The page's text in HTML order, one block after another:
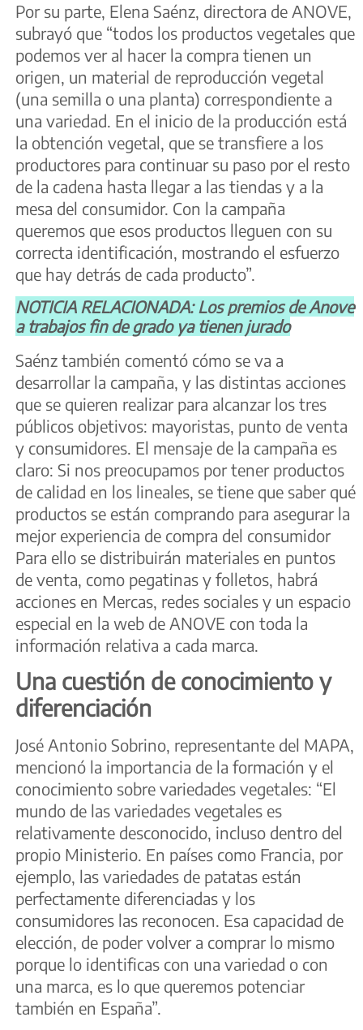
Por su parte, Elena Saénz, directora de ANOVE,
subrayó que “todos los productos vegetales que
podemos ver al hacer la compra tienen un
origen, un material de reproducción vegetal
(una semilla o una planta) correspondiente a
una variedad. En el inicio de la producción está
la obtención vegetal, que se transfiere a los
productores para continuar su paso por el resto
de la cadena hasta llegar a las tiendas y a la
mesa del consumidor. Con la campaña
queremos que esos productos lleguen con su
correcta identificación, mostrando el esfuerzo
que hay detrás de cada producto”.
NOTICIA RELACIONADA: Los premios de Anove
a trabajos fin de grado ya tienen jurado
Saénz también comentó cómo se va a
desarrollar la campaña, y las distintas acciones
que se quieren realizar para alcanzar los tres
públicos objetivos: mayoristas, punto de venta
y consumidores. El mensaje de la campaña es
claro: Si nos preocupamos por tener productos
de calidad en los lineales, se tiene que saber qué
productos se están comprando para asegurar la
mejor experiencia de compra del consumidor
Para ello se distribuirán materiales en puntos
de venta, como pegatinas y folletos, habrá
acciones en Mercas, redes sociales y un espacio
especial en la web de ANOVE con toda la
información relativa a cada marca.
Una cuestión de conocimiento y
diferenciación
José Antonio Sobrino, representante del MAPA,
mencionó la importancia de la formación y el
conocimiento sobre variedades vegetales: “El
mundo de las variedades vegetales es
relativamente desconocido, incluso dentro del
propio Ministerio. En países como Francia, por
ejemplo, las variedades de patatas están
perfectamente diferenciadas y los
consumidores las reconocen. Esa capacidad de
elección, de poder volver a comprar lo mismo
porque lo identificas con una variedad o con
una marca, es lo que queremos potenciar
también en España”.